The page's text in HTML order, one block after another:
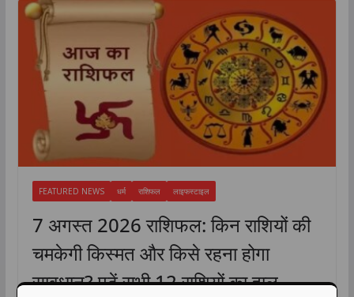
FEATURED NEWS धर्म राशिफल लाइफस्टाइल
7 अगस्त 2026 राशिफल: किन राशियों की
चमकेगी किस्मत और किसे रहना होगा
सावधान? पढ़ें सभी 12 राशियों का हाल